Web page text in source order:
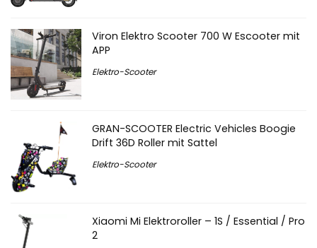
Viron Elektro Scooter 700 W Escooter mit
APP
Elektro-Scooter
GRAN-SCOOTER Electric Vehicles Boogie
Drift 36D Roller mit Sattel
Elektro-Scooter
Xiaomi Mi Elektroroller – 1S / Essential / Pro
2